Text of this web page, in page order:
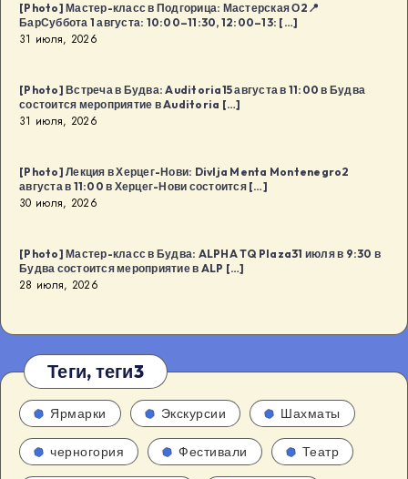
[Photo] Мастер-класс в Подгорица: Мастерская О2📍
БарСуббота 1 августа: 10:00–11:30, 12:00–13: […]
31 июля, 2026
[Photo] Встреча в Будва: Auditoria15 августа в 11:00 в Будва
состоится мероприятие в Auditoria […]
31 июля, 2026
[Photo] Лекция в Херцег-Нови: Divlja Menta Montenegro2
августа в 11:00 в Херцег-Нови состоится […]
30 июля, 2026
[Photo] Мастер-класс в Будва: ALPHA TQ Plaza31 июля в 9:30 в
Будва состоится мероприятие в ALP […]
28 июля, 2026
Теги, теги3
Ярмарки Экскурсии Шахматы
черногория Фестивали Театр